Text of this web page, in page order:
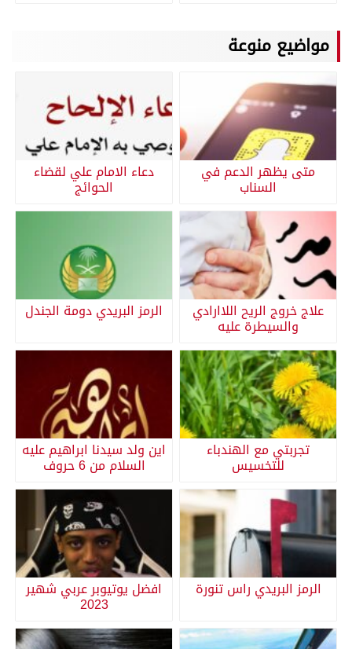
مواضيع منوعة
متى يظهر الدعم في
السناب
دعاء الامام علي لقضاء
الحوائج
علاج خروج الريح اللاارادي
والسيطرة عليه
الرمز البريدي دومة الجندل
تجربتي مع الهندباء
للتخسيس
اين ولد سيدنا ابراهيم عليه
السلام من 6 حروف
الرمز البريدي راس تنورة افضل يوتيوبر عربي شهير
2023